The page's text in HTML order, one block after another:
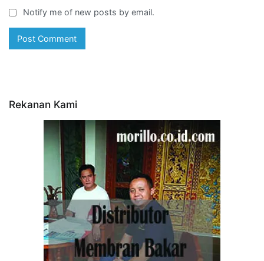
Notify me of new posts by email.
Rekanan Kami